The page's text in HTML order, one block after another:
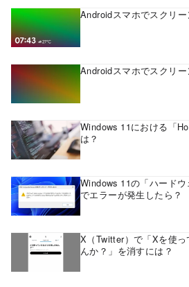
Androidスマホでスクリ
Androidスマホでスクリ
Windows 11における「
は？
Windows 11の「ハードウ
でエラーが発生したら？
X（Twitter）で「Xを使
んか？」を消すには？